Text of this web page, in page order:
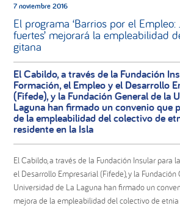
7 noviembre 2016
El programa ‘Barrios por el
fuertes’ mejorará la empleabilidad
gitana
El Cabildo, a través de la Fundación
Formación, el Empleo y el Desarrollo
(Fifede), y la Fundación General de la
Laguna han firmado un convenio que
de la empleabilidad del colectivo de
residente en la Isla
El Cabildo, a través de la Fundación Insular para
el Desarrollo Empresarial (Fifede), y la Fundación
Universidad de La Laguna han firmado un
mejora de la empleabilidad del colectivo de